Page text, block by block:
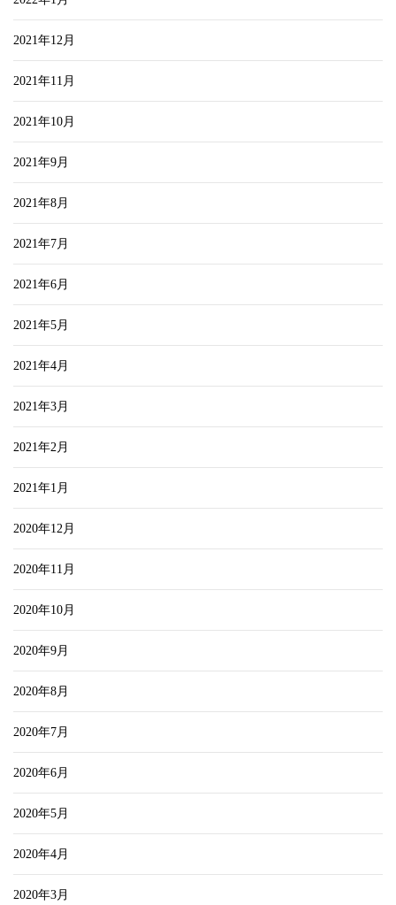
2021年12月
2021年11月
2021年10月
2021年9月
2021年8月
2021年7月
2021年6月
2021年5月
2021年4月
2021年3月
2021年2月
2021年1月
2020年12月
2020年11月
2020年10月
2020年9月
2020年8月
2020年7月
2020年6月
2020年5月
2020年4月
2020年3月